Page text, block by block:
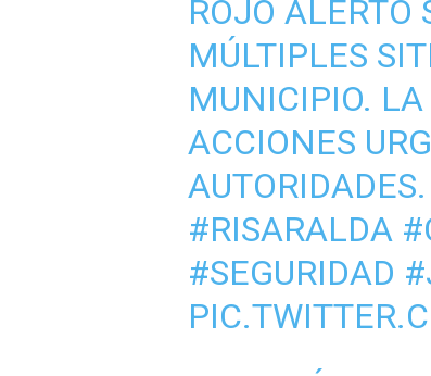
ROJO ALERTÓ
MÚLTIPLES
MUNICIPIO.
ACCIONES
AUTORIDADES.
#RISARALDA
#SEGURIDAD